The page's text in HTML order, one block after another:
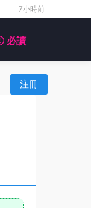
必讀
注冊
11小時前
11小時前
11小時前
11小時前